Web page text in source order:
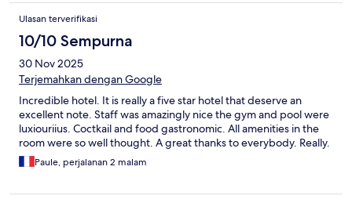
Ulasan terverifikasi
10/10 Sempurna
30 Nov 2025
Terjemahkan dengan Google
Incredible hotel. It is really a five star hotel that deserve an
excellent note. Staff was amazingly nice the gym and pool were
luxiouriius. Coctkail and food gastronomic. All amenities in the
room were so well thought. A great thanks to everybody. Really.
Paule, perjalanan 2 malam